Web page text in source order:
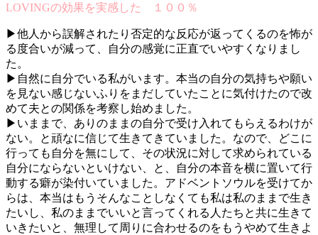
LOVINGの効果を実感した １００％
▶他人から誤解されたり否定的な反応が返ってくるのを怖が
る度合いが減って、自分の感覚に正直でいやすくなりまし
た。
▶自然に自分でいる私がいます。本当の自分の気持ちや願い
を見ない感じないふりをまだしていたことに気付けたので改
めて夫との関係を考察し始めました。
▶いままで、ありのままの自分で受け入れてもらえるわけが
ない。と頑なに信じて生きてきていました。なので、どこに
行っても自分を無にして、その状況に対して求められている
自分にならないといけない、と、自分の本音を横に置いて行
動する癖が染付いていました。アドベントソウルを受けてか
らは、本当はもうそんなことしなくても私は私のままで生き
たいし、私のままでいいと言ってくれる人たちと共に生きて
いきたいと、無理して周りに合わせるのをもうやめて生きよ